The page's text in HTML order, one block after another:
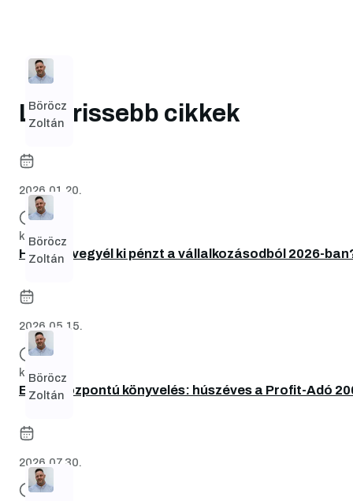
Legfrissebb cikkek
Böröcz
Zoltán
2026.01.20.
kb. 7 perc
Hogyan vegyél ki pénzt a vállalkozásodból 2026-
Böröcz
Zoltán
2026.05.15.
kb. 6 perc
Emberközpontú könyvelés: húszéves a Profit-Adó
Böröcz
Zoltán
2026.07.30.